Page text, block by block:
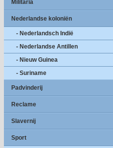
Militaria
Nederlandse koloniën
- Nederlandsch Indië
- Nederlandse Antillen
- Nieuw Guinea
- Suriname
Padvinderij
Reclame
Slavernij
Sport